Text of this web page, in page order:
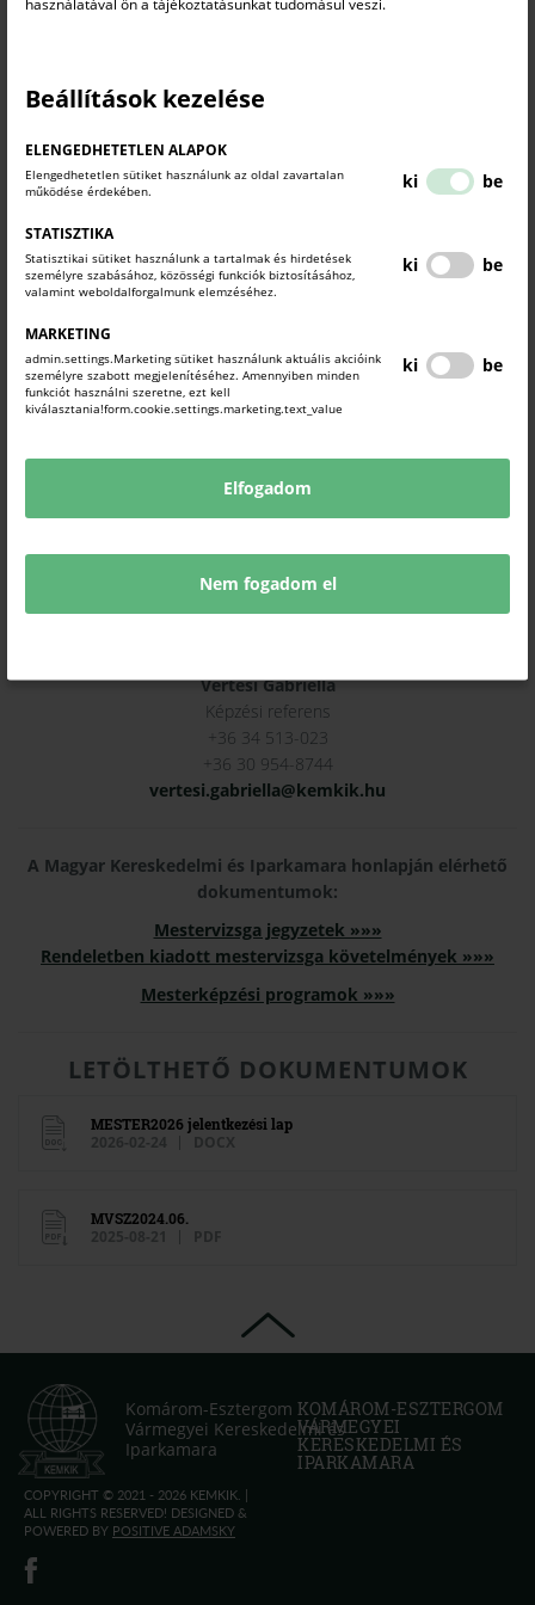
Beállítások kezelése
ELENGEDHETETLEN ALAPOK
Elengedhetetlen sütiket használunk az oldal zavartalan
működése érdekében.
ki be
STATISZTIKA
Statisztikai sütiket használunk a tartalmak és hirdetések
személyre szabásához, közösségi funkciók biztosításához,
valamint weboldalforgalmunk elemzéséhez.
ki be
MARKETING
admin.settings.Marketing sütiket használunk aktuális akcióink
személyre szabott megjelenítéséhez. Amennyiben minden
funkciót használni szeretne, ezt kell
kiválasztania!form.cookie.settings.marketing.text_value
ki be
Elfogadom
Nem fogadom el
vállalkozásvezetéshez szükséges ismeretek elsajátítását. Tanúsítsa
megszerzését és készségszintű ismeretét. Ezzel a szakmai
teremtse meg.
Mestervizsgára jelentkezés első lépése a mestervizsga jelentkezési
átvehető a Komárom-Esztergom Vármegyei Kereskedelmi és
Iparkamarában Tatabánya, Fő tér 36. II emelet)
A jelentkezési lap mellékleteként a kamara munkatársa által
kell csatolni.
Az adott szakmára vonatkozó, rendeletben kiadott mestervizsga
követelmény áttanulmányozása megállapítható, hogy rendelkezik-e
a jelentkezéshez szükséges szakmai és elméleti ismeretekkel.
rendeletben megjelent a mestervizsga szint és
követelmény.
Vértesi Gabriella
Képzési referens
+36 34 513-023
+36 30 954-8744
vertesi.gabriella@kemkik.hu
A Magyar Kereskedelmi és Iparkamara honlapján elérhető
dokumentumok:
Mestervizsga jegyzetek »»»
Rendeletben kiadott mestervizsga követelmények »»»
Mesterképzési programok »»»
LETÖLTHETŐ DOKUMENTUMOK
MESTER2026 jelentkezési lap
2026-02-24 DOCX
MVSZ2024.06.
2025-08-21 PDF
Komárom-Esztergom
Vármegyei Kereskedelmi és
Iparkamara
COPYRIGHT © 2021 - 2026 KEMKIK. |
ALL RIGHTS RESERVED! DESIGNED &
POWERED BY POSITIVE ADAMSKY
KOMÁROM-ESZTERGOM
VÁRMEGYEI
KERESKEDELMI ÉS
IPARKAMARA